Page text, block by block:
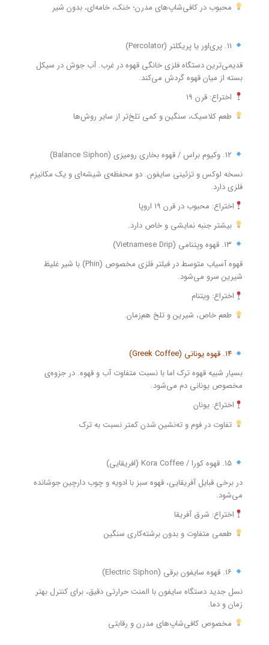
محبوب در کافی‌شاپ‌های مدرن؛ خنک، خامه‌ای، بدون شیر
قدیمی‌ترین دستگاه فلزی خانگی قهوه در غرب. آب جوش در سیکل
بسته از میان قهوه گردش می‌کند.
اختراع: قرن ۱۹
طعم کلاسیک، سنگین و کمی تلخ‌تر از سایر روش‌ها
نسخه لوکس و تزئینی سایفون. دو محفظه‌ی شیشه‌ای و یک مکانیزم
فلزی دارد.
اختراع: محبوب در قرن ۱۹ اروپا
بیشتر جنبه نمایشی و خاص دارد.
قهوه آسیاب متوسط در فیلتر فلزی مخصوص (Phin) با شیر غلیظ
شیرین سرو می‌شود.
اختراع: ویتنام
طعم خاص، شیرین و تلخ هم‌زمان.
۱۴. قهوه یونانی (Greek Coffee)
بسیار شبیه قهوه ترک اما با نسبت متفاوت آب و قهوه. در جزوه‌ی
مخصوص یونانی دم می‌شود.
اختراع: یونان
تفاوت در فوم و ته‌نشین شدن کمتر نسبت به ترک
۱۵. قهوه کورا / Kora Coffee (افریقایی)
در برخی قبایل آفریقایی، قهوه سبز با ادویه و چوب دارچین جوشانده
می‌شود.
اختراع: شرق آفریقا
طعمی متفاوت و بدون برشته‌کاری سنگین
نسل جدید دستگاه سایفون با المنت حرارتی دقیق، برای کنترل بهتر
زمان و دما.
مخصوص کافی‌شاپ‌های مدرن و رقابتی